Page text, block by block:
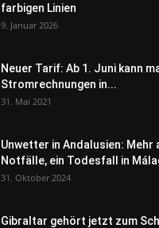
farbigen Linien
9. Januar 2026
Neuer Tarif: Ab 1. Juni kann
Stromrechnungen in...
31. Mai 2021
Unwetter in Andalusien: Mehr
Notfälle, ein Todesfall in
31. Oktober 2024
Gibraltar gehört jetzt zum